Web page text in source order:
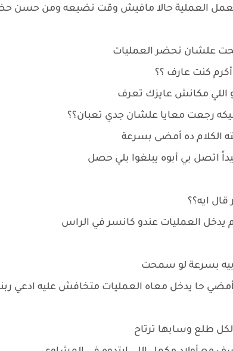
يعمل العملية حالا مافيش وقت نضيعه ومن
علشان نحضر العمليات
كنت عارف ؟؟
اللي مكانش عايزك تعرف
رجعت معايا علشان جدي تعبان؟؟
الكلام ده أمضى بسرعة
اتصل بي أبوه يبلغوا بلي حصل
قال ايه؟؟
يدخل العمليات عندو كانسر في الراس
بيه بسرعة لو سمحت
حا يدخل معاه العمليات متخافش عليه ادعي
طلع وسابها ترتاح